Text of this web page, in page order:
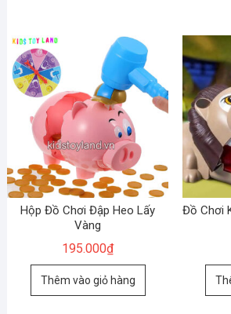
Hộp Đồ Chơi Đập Heo Lấy
Vàng
195.000₫
Thêm vào giỏ hàng
Đồ Chơi